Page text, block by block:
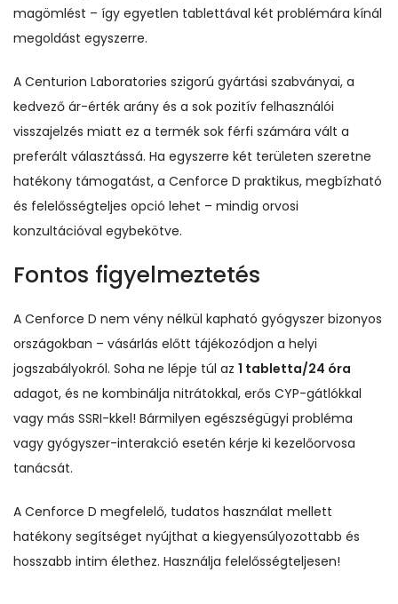
magömlést – így egyetlen tablettával két problémára kínál
megoldást egyszerre.
A Centurion Laboratories szigorú gyártási szabványai, a
kedvező ár-érték arány és a sok pozitív felhasználói
visszajelzés miatt ez a termék sok férfi számára vált a
preferált választássá. Ha egyszerre két területen szeretne
hatékony támogatást, a Cenforce D praktikus, megbízható
és felelősségteljes opció lehet – mindig orvosi
konzultációval egybekötve.
Fontos figyelmeztetés
A Cenforce D nem vény nélkül kapható gyógyszer bizonyos
országokban – vásárlás előtt tájékozódjon a helyi
jogszabályokról. Soha ne lépje túl az 1 tabletta/24 óra
adagot, és ne kombinálja nitrátokkal, erős CYP-gátlókkal
vagy más SSRI-kkel! Bármilyen egészségügyi probléma
vagy gyógyszer-interakció esetén kérje ki kezelőorvosa
tanácsát.
A Cenforce D megfelelő, tudatos használat mellett
hatékony segítséget nyújthat a kiegyensúlyozottabb és
hosszabb intim élethez. Használja felelősségteljesen!